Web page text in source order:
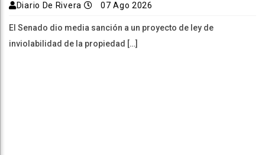
Diario De Rivera 07 Ago 2026
El Senado dio media sanción a un proyecto de ley de
inviolabilidad de la propiedad […]